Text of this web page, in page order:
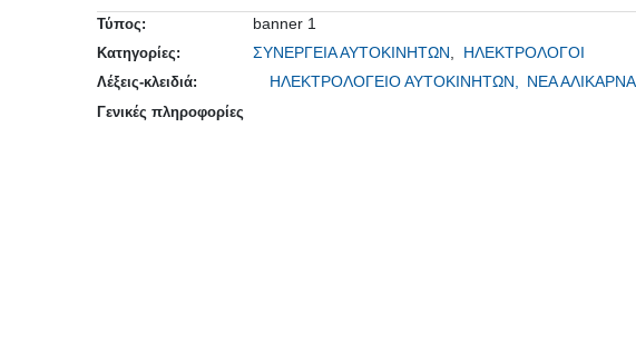
Τύπος: banner 1
Κατηγορίες: ΣΥΝΕΡΓΕΙΑ ΑΥΤΟΚΙΝΗΤΩΝ ΗΛΕΚΤΡΟΛΟΓΟΙ
Λέξεις-κλειδιά: ΗΛΕΚΤΡΟΛΟΓΕΙΟ ΑΥΤΟΚΙΝΗΤΩΝ, ΝΕΑ
Γενικές πληροφορίες